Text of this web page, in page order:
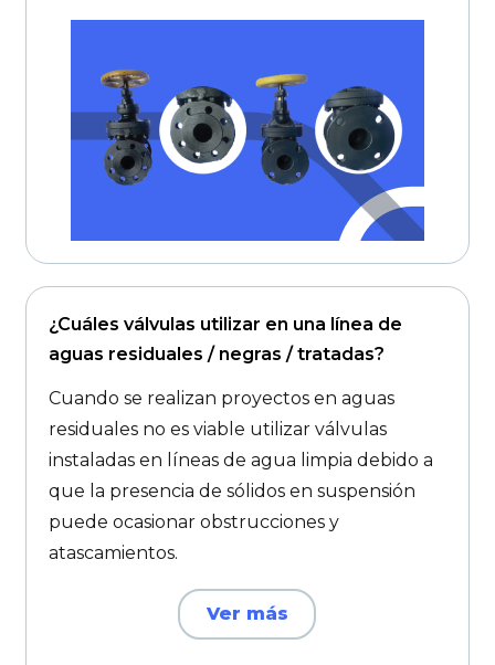
¿Cuáles válvulas utilizar en una línea de
aguas residuales / negras / tratadas?
Cuando se realizan proyectos en aguas
residuales no es viable utilizar válvulas
instaladas en líneas de agua limpia debido a
que la presencia de sólidos en suspensión
puede ocasionar obstrucciones y
atascamientos.
Ver más